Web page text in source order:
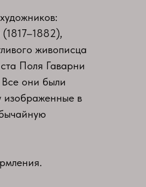
живописца
Поля Гаварни
они были
изображенные в